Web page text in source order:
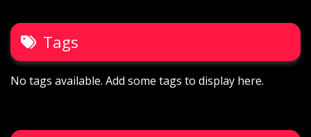
Tags
No tags available. Add some tags to display here.